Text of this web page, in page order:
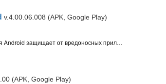
v.4.00.06.008 (APK, Google Play)
Мобильный антивирус Quick Heal Mobile Security для Android защищает от вредоносных приложений, угроз конфиденциальности, кражи и потери смартфона, позволяет блокировать нежелательные звонки и SMS
(APK, Google Play)